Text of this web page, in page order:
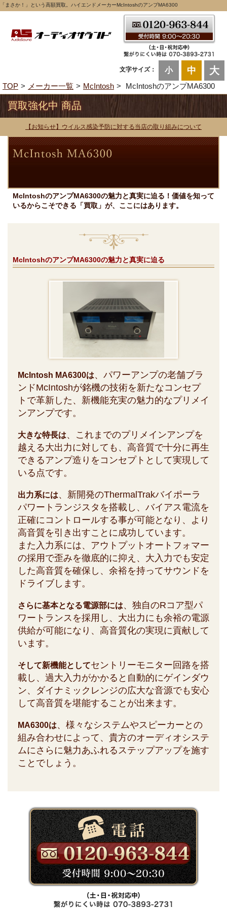
「まさか！」という高額買取。ハイエンドメーカーMcIntoshのアンプMA6300
文字サイズ： 小 中 大
TOP メーカー一覧 McIntosh McIntoshのアンプMA6300
買取強化中 商品
【お知らせ】ウイルス感染予防に対する当店の取り組みについて
McIntoshのアンプMA6300の魅力と真実に迫る！価値を知って
いるからこそできる「買取」が、ここにはあります。
McIntoshのアンプMA6300の魅力と真実に迫る
McIntosh MA6300は、パワーアンプの老舗ブラ
ンドMcIntoshが銘機の技術を新たなコンセプ
トで革新した、新機能充実の魅力的なプリメイ
ンアンプです。
大きな特長は、これまでのプリメインアンプを
越える大出力に対しても、高音質で十分に再生
できるアンプ造りをコンセプトとして実現して
いる点です。
出力系には、新開発のThermalTrakバイポーラ
パワートランジスタを搭載し、バイアス電流を
正確にコントロールする事が可能となり、より
高音質を引き出すことに成功しています。
また入力系には、アウトプットオートフォマー
の採用で歪みを徹底的に抑え、大入力でも安定
した高音質を確保し、余裕を持ってサウンドを
ドライブします。
さらに基本となる電源部には、独自のRコア型パ
ワートランスを採用し、大出力にも余裕の電源
供給が可能になり、高音質化の実現に貢献して
います。
そして新機能としてセントリーモニター回路を搭
載し、過大入力がかかると自動的にゲインダウ
ン、ダイナミックレンジの広大な音源でも安心
して高音質を堪能することが出来ます。
MA6300は、様々なシステムやスピーカーとの
組み合わせによって、貴方のオーディオシステ
ムにさらに魅力あふれるステップアップを施す
ことでしょう。